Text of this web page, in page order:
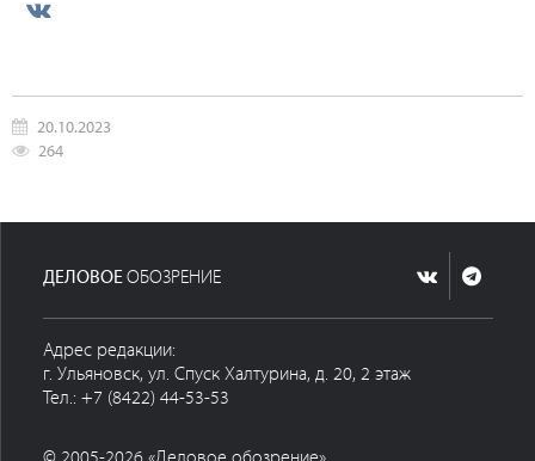
20.10.2023
264
ДЕЛОВОЕ ОБОЗРЕНИЕ
Адрес редакции:
г. Ульяновск, ул. Спуск Халтурина, д. 20, 2 этаж
Тел.: +7 (8422) 44-53-53
© 2005-2026 «Деловое обозрение»